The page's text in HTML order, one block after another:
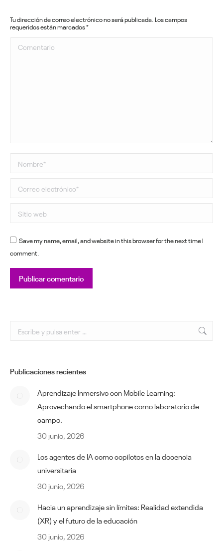
Tu dirección de correo electrónico no será publicada. Los campos
requeridos están marcados*
Comentario
Nombre *
Correo electrónico *
Sitio web
Save my name, email, and website in this browser for the next time I
comment.
Publicar comentario
Buscar:
Publicaciones recientes
Aprendizaje Inmersivo con Mobile Learning:
Aprovechando el smartphone como laboratorio de
campo.
30 junio, 2026
Los agentes de IA como copilotos en la docencia
universitaria
30 junio, 2026
Hacia un aprendizaje sin límites: Realidad extendida
(XR) y el futuro de la educación
30 junio, 2026